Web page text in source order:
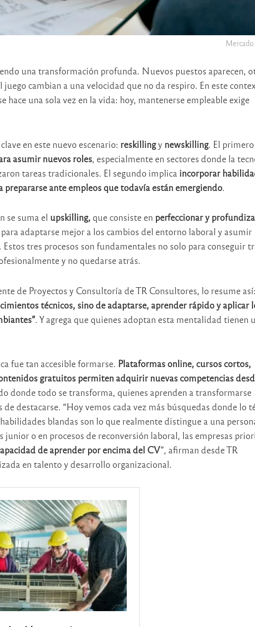
Mercado
una transformación profunda. Nuevos puestos aparecen,
juego cambian a una velocidad que no da respiro. En este
hace una sola vez en la vida: hoy, mantenerse empleable exige
en este nuevo escenario: reskillingy newskilling. El primero
asumir nuevos roles, especialmente en sectores donde la
tareas tradicionales. El segundo implica incorporar
prepararse ante empleos que todavía están emergiendo.
se suma el upskilling, que consiste en perfeccionar y
adaptarse mejor a los cambios del entorno laboral y asumir
tres procesos son fundamentales no solo para conseguir
y no quedarse atrás.
de Proyectos y Consultoría de TR Consultores, lo resume así:
técnicos, sino de adaptarse, aprender rápido y aplicar
. Y agrega que quienes adoptan esta mentalidad tienen
fue tan accesible formarse. Plataformas online, cursos cortos,
gratuitos permiten adquirir nuevas competencias
donde todo se transforma, quienes aprenden a transformarse
destacarse. “Hoy vemos cada vez más búsquedas donde lo
blandas son lo que realmente distingue a una
junior o en procesos de reconversión laboral, las empresas
de aprender por encima del CV”, afirman desde TR
en talento y desarrollo organizacional.